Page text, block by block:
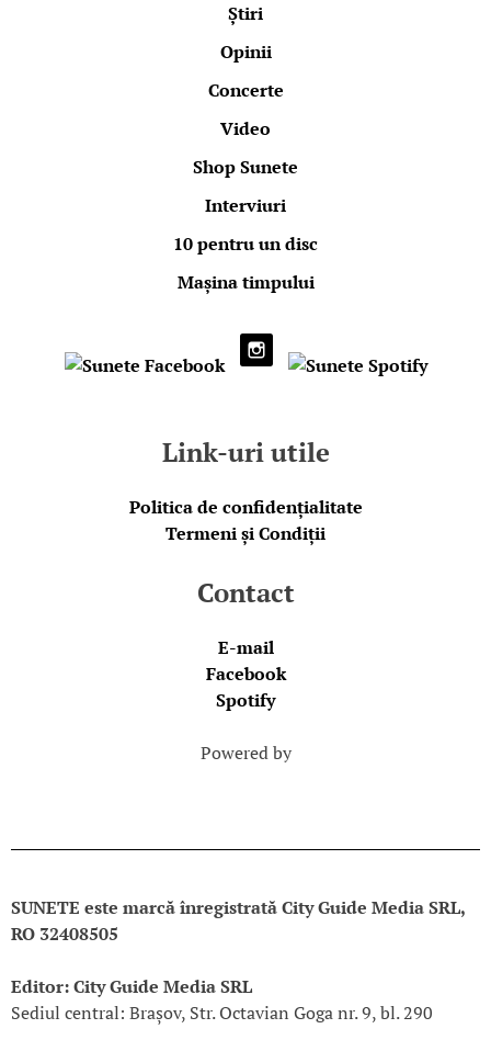
Știri
Opinii
Concerte
Video
Shop Sunete
Interviuri
10 pentru un disc
Mașina timpului
Link-uri utile
Politica de confidențialitate
Termeni și Condiții
Contact
E-mail
Facebook
Spotify
Powered by
SUNETE este marcă înregistrată City Guide Media SRL,
RO 32408505
Editor: City Guide Media SRL
Sediul central: Brașov, Str. Octavian Goga nr. 9, bl. 290